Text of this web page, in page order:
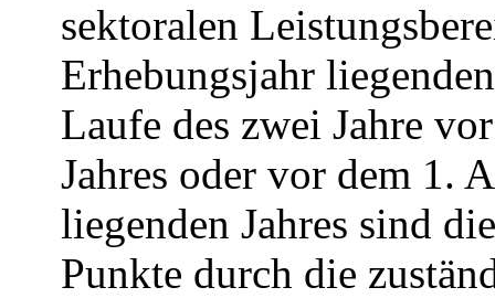
sektoralen
Erhebungsjahr
Laufe des zwei Jahre
Jahres oder vor dem 1.
liegenden Jahres sind
Punkte durch die